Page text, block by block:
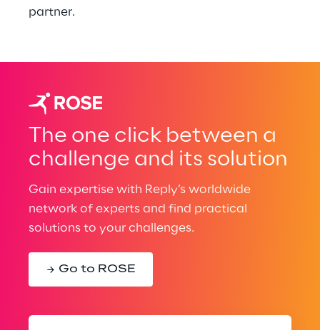
partner.
The one click between a
challenge and its solution
Gain expertise with Reply’s worldwide
network of experts and find practical
solutions to your challenges.
Go to ROSE